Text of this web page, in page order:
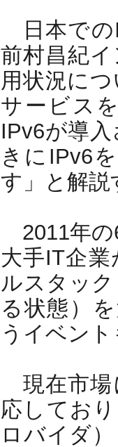
日本での
前村昌紀
用状況に
サービス
IPv6が導
きにIPv6
す」と解説
2011年の
大手IT企
ルスタッ
る状態）
うイベン
現在市場
応してお
ロバイダ